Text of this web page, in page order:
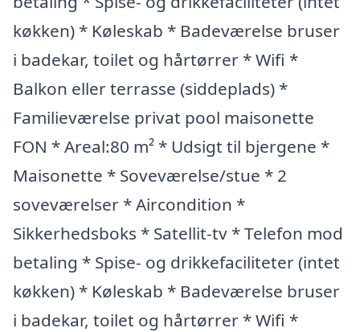
køkken) * Køleskab * Badeværelse bruser
i badekar, toilet og hårtørrer * Wifi *
Balkon eller terrasse (siddeplads) *
Familieværelse privat pool maisonette
FON * Areal:80 m² * Udsigt til bjergene *
Maisonette * Soveværelse/stue * 2
soveværelser * Aircondition *
Sikkerhedsboks * Satellit-tv * Telefon mod
betaling * Spise- og drikkefaciliteter (intet
køkken) * Køleskab * Badeværelse bruser
i badekar, toilet og hårtørrer * Wifi *